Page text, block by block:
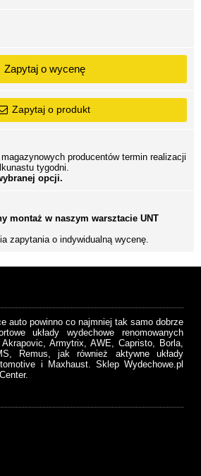
Zapytaj o wycenę
Zapytaj o produkt
producentów termin realizacji
tygodni.
opcji.
montaż w naszym warsztacie UNT
zapytania o indywidualną wycenę.
auto powinno co najmniej tak samo dobrze
układy wydechowe renomowanych
Armytrix, AWE, Capristo, Borla,
Remus, jak również aktywne układy
i Maxhaust. Sklep Wydechowe.pl